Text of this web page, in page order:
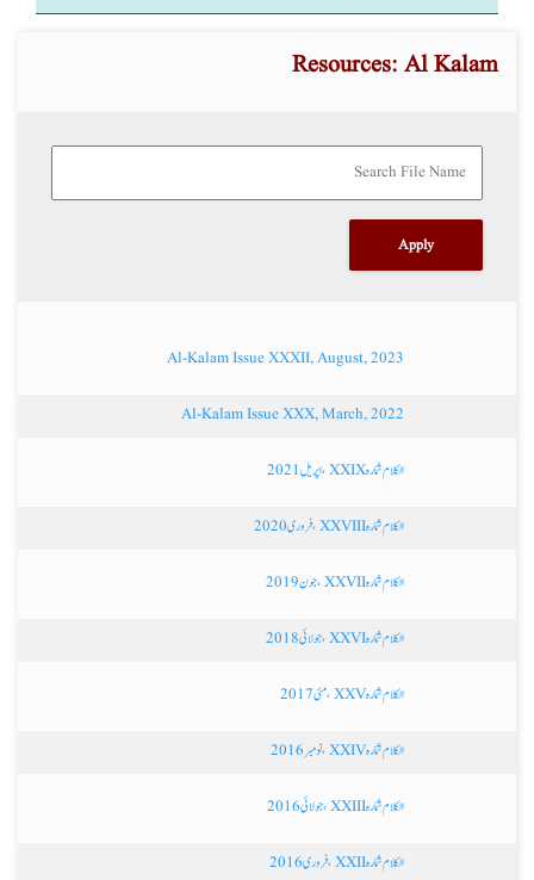
Resources: Al Kalam
Al-Kalam Issue XXXII, August, 2023
Al-Kalam Issue XXX, March, 2022
الکلام شمارہ XXIX ، اپریل 2021
الکلام شمارہ XXVIII ،فروری 2020
الکلام شمارہ XXVII ،جون 2019
الکلام شمارہ XXVI ،جولائی 2018
الکلام شمارہ XXV ، مئی 2017
الکلام شمارہ XXIV ،نومبر 2016
الکلام شمارہ XXIII ،جولائی 2016
الکلام شمارہ XXII ،فروری 2016